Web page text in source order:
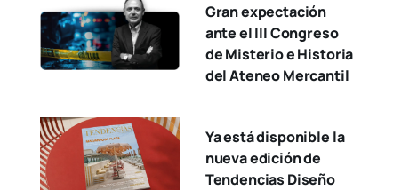
Gran expectación
ante el III Congreso
de Misterio e Historia
del Ateneo Mercantil
Ya está disponible la
nueva edición de
Tendencias Diseño